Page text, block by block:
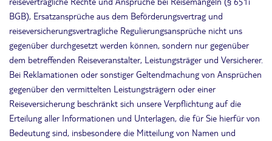
BGB), Ersatzansprüche aus dem Beförderungsvertrag und
reiseversicherungsvertragliche Regulierungsansprüche nicht uns
gegenüber durchgesetzt werden können, sondern nur gegenüber
dem betreffenden Reiseveranstalter, Leistungsträger und Versicherer.
Bei Reklamationen oder sonstiger Geltendmachung von Ansprüchen
gegenüber den vermittelten Leistungsträgern oder einer
Reiseversicherung beschränkt sich unsere Verpflichtung auf die
Erteilung aller Informationen und Unterlagen, die für Sie hierfür von
Bedeutung sind, insbesondere die Mitteilung von Namen und